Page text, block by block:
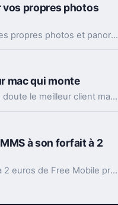
vos propres photos
il est désormais possible d'ajouter ses propres photos et panoramas dans Google Street View
mac qui monte
Airmail se met à jour et devient sans doute le meilleur client mail alternatif pour MacOS !
à son forfait à 2
Après celui à 19,99 euros, le forfait à 2 euros de Free Mobile propose désormais 50Mo de 3G/4G mais aussi les MMS illimités.